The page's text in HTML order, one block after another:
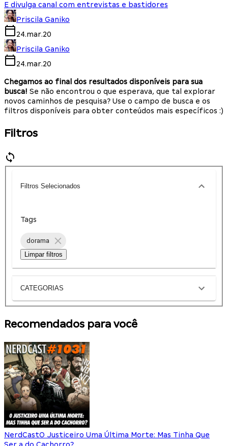
E divulga canal com entrevistas e bastidores
Priscila Ganiko
24.mar.20
Priscila Ganiko
24.mar.20
Chegamos ao final dos resultados disponíveis para sua
busca! Se não encontrou o que esperava, que tal explorar
novos caminhos de pesquisa? Use o campo de busca e os
filtros disponíveis para obter conteúdos mais específicos :)
Filtros
Filtros Selecionados
Tags
dorama
Limpar filtros
CATEGORIAS
Recomendados para você
NerdCastO Justiceiro Uma Última Morte: Mas Tinha Que
Ser a do Cachorro?